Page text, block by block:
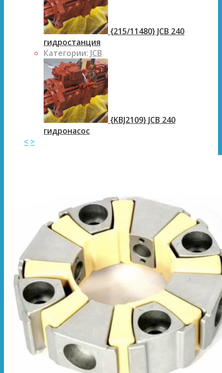
{215/11480} JCB 240
гидростанция
Категории: JCB
{KBJ2109} JCB 240
гидронасос
< >